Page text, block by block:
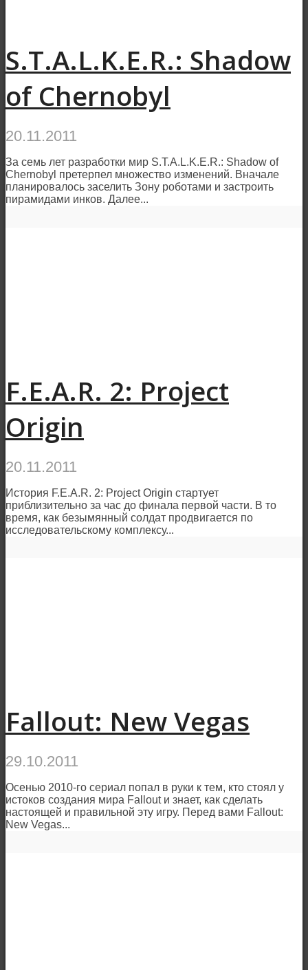
S.T.A.L.K.E.R.: Shadow
of Chernobyl
20.11.2011
За семь лет разработки мир S.T.A.L.K.E.R.: Shadow of
Chernobyl претерпел множество изменений. Вначале
планировалось заселить Зону роботами и застроить
пирамидами инков. Далее...
F.E.A.R. 2: Project
Origin
20.11.2011
История F.E.A.R. 2: Project Origin стартует
приблизительно за час до финала первой части. В то
время, как безымянный солдат продвигается по
исследовательскому комплексу...
Fallout: New Vegas
29.10.2011
Осенью 2010-го сериал попал в руки к тем, кто стоял у
истоков создания мира Fallout и знает, как сделать
настоящей и правильной эту игру. Перед вами Fallout:
New Vegas...